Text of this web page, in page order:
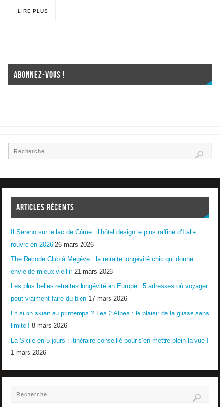
LIRE PLUS
ABONNEZ-VOUS !
ARTICLES RÉCENTS
Il Sereno sur le lac de Côme : l’hôtel design le plus raffiné d’Italie
rouvre en 2026 26 mars 2026
The Recode Club à Megève : la retraite longévité chic qui donne
envie de mieux vieillir 21 mars 2026
Les plus belles retraites longévité en Europe : 5 adresses où voyager
peut vraiment faire du bien 17 mars 2026
Et si on skiait au printemps ? Les 2 Alpes : le plaisir de la glisse sans
limite ! 8 mars 2026
La Sicile en 5 jours : itinéraire conseillé pour s’en mettre plein la vue !
1 mars 2026